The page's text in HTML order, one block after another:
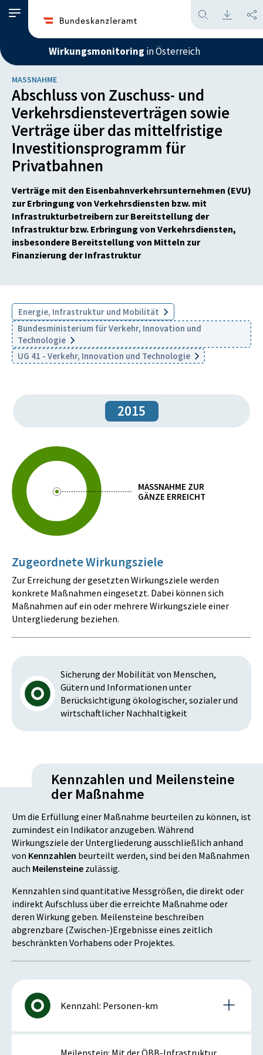
Wirkungsmonitoring in Österreich
MASSNAHME
Abschluss von Zuschuss- und
Verkehrsdiensteverträgen sowie
Verträge über das mittelfristige
Investitionsprogramm für
Privatbahnen
Verträge mit den Eisenbahnverkehrsunternehmen (EVU)
zur Erbringung von Verkehrsdiensten bzw. mit
Infrastrukturbetreibern zur Bereitstellung der
Infrastruktur bzw. Erbringung von Verkehrsdiensten,
insbesondere Bereitstellung von Mitteln zur
Finanzierung der Infrastruktur
Energie, Infrastruktur und Mobilität
Bundesministerium für Verkehr, Innovation und
Technologie
UG 41 - Verkehr, Innovation und Technologie
2015
MASSNAHME ZUR
GÄNZE ERREICHT
Zugeordnete Wirkungsziele
Zur Erreichung der gesetzten Wirkungsziele werden
konkrete Maßnahmen eingesetzt. Dabei können sich
Maßnahmen auf ein oder mehrere Wirkungsziele einer
Untergliederung beziehen.
Sicherung der Mobilität von Menschen,
Gütern und Informationen unter
Berücksichtigung ökologischer, sozialer und
wirtschaftlicher Nachhaltigkeit
Kennzahlen und Meilensteine
der Maßnahme
Um die Erfüllung einer Maßnahme beurteilen zu können, ist
zumindest ein Indikator anzugeben. Während
Wirkungsziele der Untergliederung ausschließlich anhand
von Kennzahlen beurteilt werden, sind bei den Maßnahmen
auch Meilensteine zulässig.
Kennzahlen sind quantitative Messgrößen, die direkt oder
indirekt Aufschluss über die erreichte Maßnahme oder
deren Wirkung geben. Meilensteine beschreiben
abgrenzbare (Zwischen-)Ergebnisse eines zeitlich
beschränkten Vorhabens oder Projektes.
Kennzahl: Personen-km
Details zur Kennzahl